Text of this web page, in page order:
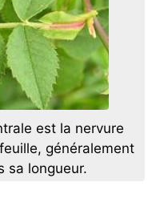
est la nervure
généralement
sa longueur.